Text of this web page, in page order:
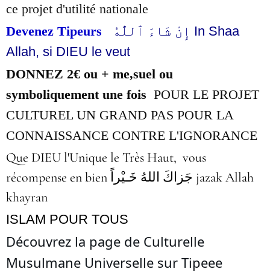
ce projet d'utilité nationale
Devenez Tipeurs
إِنْ شَاءَ ٱللَّٰهُ In Shaa
Allah, si DIEU le veut
DONNEZ 2€ ou + me,suel ou
symboliquement une fois POUR LE PROJET
CULTUREL UN GRAND PAS POUR LA
CONNAISSANCE CONTRE L'IGNORANCE
Que DIEU l'Unique le Très Haut, vous
récompense en bien جَزاكَ اللهُ خَـيْراً jazak Allah
khayran
ISLAM POUR TOUS
Découvrez la page de Culturelle
Musulmane Universelle sur Tipeee